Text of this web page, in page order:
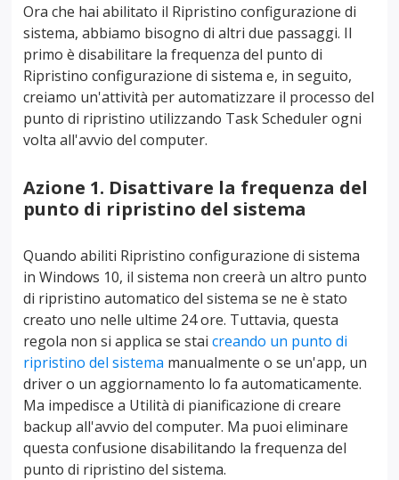
Ora che hai abilitato il Ripristino configurazione di
sistema, abbiamo bisogno di altri due passaggi. Il
primo è disabilitare la frequenza del punto di
Ripristino configurazione di sistema e, in seguito,
creiamo un'attività per automatizzare il processo del
punto di ripristino utilizzando Task Scheduler ogni
volta all'avvio del computer.
Azione 1. Disattivare la frequenza del
punto di ripristino del sistema
Quando abiliti Ripristino configurazione di sistema
in Windows 10, il sistema non creerà un altro punto
di ripristino automatico del sistema se ne è stato
creato uno nelle ultime 24 ore. Tuttavia, questa
regola non si applica se staicreando un punto di
ripristino del sistema manualmente o se un'app, un
driver o un aggiornamento lo fa automaticamente.
Ma impedisce a Utilità di pianificazione di creare
backup all'avvio del computer. Ma puoi eliminare
questa confusione disabilitando la frequenza del
punto di ripristino del sistema.